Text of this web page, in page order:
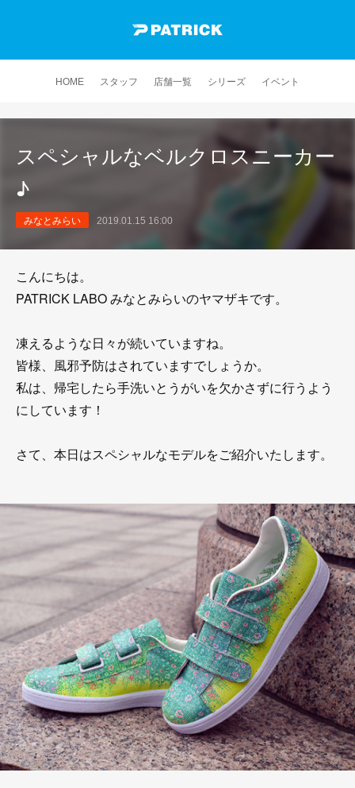
HOME スタッフ 店舗一覧 シリーズ イベント
スペシャルなベルクロスニーカー
♪
みなとみらい 2019.01.15 16:00
こんにちは。
PATRICK LABO みなとみらいのヤマザキです。
凍えるような日々が続いていますね。
皆様、風邪予防はされていますでしょうか。
私は、帰宅したら手洗いとうがいを欠かさずに行うよう
にしています！
さて、本日はスペシャルなモデルをご紹介いたします。